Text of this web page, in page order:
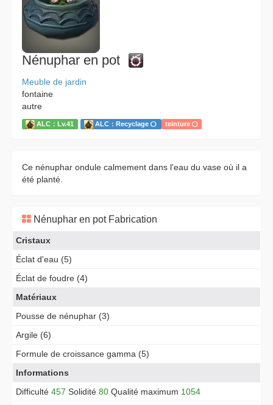
Nénuphar en pot
Meuble de jardin
fontaine
autre
ALC：Lv.41 ALC：Recyclage teinture
Ce nénuphar ondule calmement dans l'eau du vase où il a
été planté.
Nénuphar en pot Fabrication
Cristaux
Éclat d'eau (5)
Éclat de foudre (4)
Matériaux
Pousse de nénuphar (3)
Argile (6)
Formule de croissance gamma (5)
Informations
Difficulté 457 Solidité 80 Qualité maximum 1054